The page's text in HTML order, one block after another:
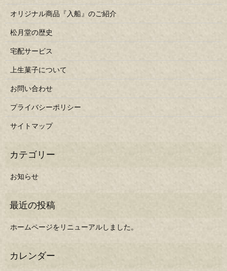
オリジナル商品『入船』のご紹介
松月堂の歴史
宅配サービス
上生菓子について
お問い合わせ
プライバシーポリシー
サイトマップ
お知らせ
ホームページをリニューアルしました。